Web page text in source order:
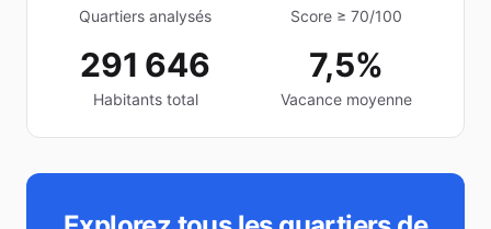
Quartiers analysés Score ≥ 70/100
291 646
Habitants total
7,5%
Vacance moyenne